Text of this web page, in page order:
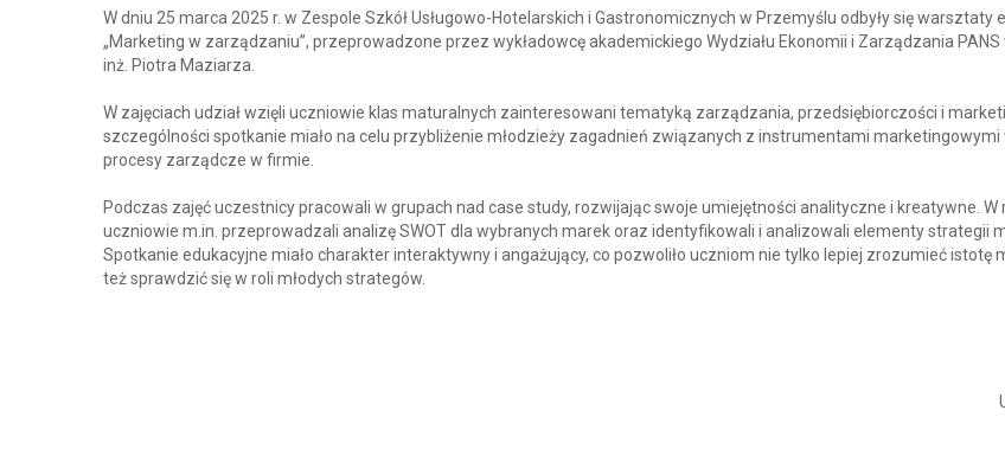
W dniu 25 marca 2025 r. w Zespole Szkół Usługowo-Hotelarskich i Gastronomicznych w Przemyślu odbyły się warsztaty
„Marketing w zarządzaniu”, przeprowadzone przez wykładowcę akademickiego Wydziału Ekonomii i Zarządzania PANS
inż. Piotra Maziarza.
W zajęciach udział wzięli uczniowie klas maturalnych zainteresowani tematyką zarządzania, przedsiębiorczości i
szczególności spotkanie miało na celu przybliżenie młodzieży zagadnień związanych z instrumentami
procesy zarządcze w firmie.
Podczas zajęć uczestnicy pracowali w grupach nad case study, rozwijając swoje umiejętności analityczne i kreatywne. W
uczniowie m.in. przeprowadzali analizę SWOT dla wybranych marek oraz identyfikowali i analizowali elementy strategii
Spotkanie edukacyjne miało charakter interaktywny i angażujący, co pozwoliło uczniom nie tylko lepiej zrozumieć istotę
też sprawdzić się w roli młodych strategów.